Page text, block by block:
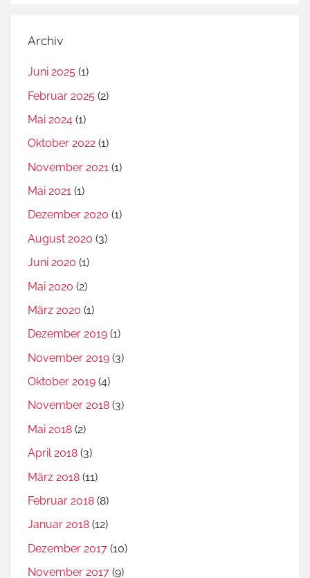
Archiv
Juni 2025 (1)
Februar 2025 (2)
Mai 2024 (1)
Oktober 2022 (1)
November 2021 (1)
Mai 2021 (1)
Dezember 2020 (1)
August 2020 (3)
Juni 2020 (1)
Mai 2020 (2)
März 2020 (1)
Dezember 2019 (1)
November 2019 (3)
Oktober 2019 (4)
November 2018 (3)
Mai 2018 (2)
April 2018 (3)
März 2018 (11)
Februar 2018 (8)
Januar 2018 (12)
Dezember 2017 (10)
November 2017 (9)